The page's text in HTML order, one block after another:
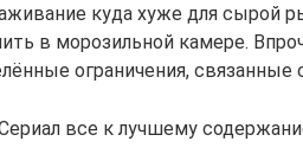
куда хуже для сырой
в морозильной камере.
ограничения,
все к лучшему